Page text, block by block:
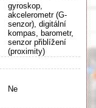
gyroskop,
akcelerometr (G-
senzor), digitální
kompas, barometr,
senzor přiblížení
(proximity)
Ne